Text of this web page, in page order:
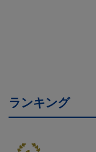
ランキング